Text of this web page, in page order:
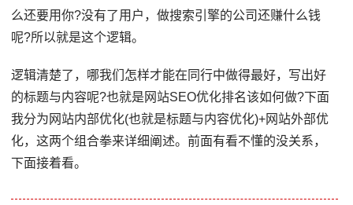
么还要用你?没有了用户，做搜索引擎的公司还赚什么钱
呢?所以就是这个逻辑。
逻辑清楚了，哪我们怎样才能在同行中做得最好，写出好
的标题与内容呢?也就是网站SEO优化排名该如何做?下面
我分为网站内部优化(也就是标题与内容优化)+网站外部优
化，这两个组合拳来详细阐述。前面有看不懂的没关系，
下面接着看。